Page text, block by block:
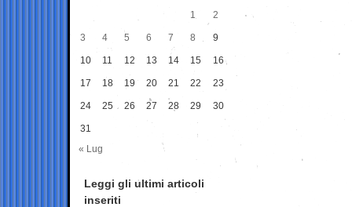
1
2
3 4 5 6 7 8 9
10 11 12 13 14 15 16
17 18 19 20 21 22 23
24 25 26 27 28 29 30
31
« Lug
Leggi gli ultimi articoli
inseriti